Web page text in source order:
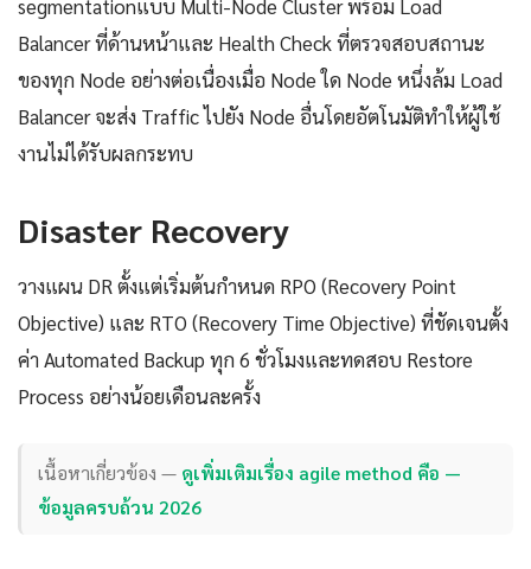
segmentationแบบ Multi-Node Cluster พร้อม Load
Balancer ที่ด้านหน้าและ Health Check ที่ตรวจสอบสถานะ
ของทุก Node อย่างต่อเนื่องเมื่อ Node ใด Node หนึ่งล้ม Load
Balancer จะส่ง Traffic ไปยัง Node อื่นโดยอัตโนมัติทำให้ผู้ใช้
งานไม่ได้รับผลกระทบ
Disaster Recovery
วางแผน DR ตั้งแต่เริ่มต้นกำหนด RPO (Recovery Point
Objective) และ RTO (Recovery Time Objective) ที่ชัดเจนตั้ง
ค่า Automated Backup ทุก 6 ชั่วโมงและทดสอบ Restore
Process อย่างน้อยเดือนละครั้ง
เนื้อหาเกี่ยวข้อง — ดูเพิ่มเติมเรื่อง agile method คือ —
ข้อมูลครบถ้วน 2026